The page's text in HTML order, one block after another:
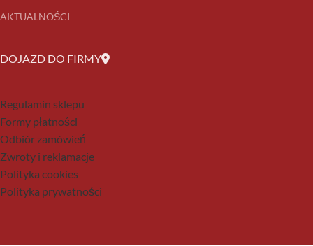
AKTUALNOŚCI
DOJAZD DO FIRMY
Regulamin sklepu
Formy płatności
Odbiór zamówień
Zwroty i reklamacje
Polityka cookies
Polityka prywatności